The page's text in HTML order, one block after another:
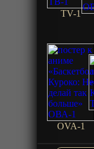
TV-1
OVA-1